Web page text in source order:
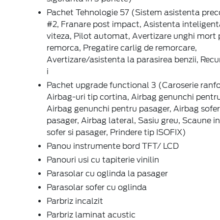
Pachet Tehnologie 57 (Sistem asistenta
#2, Franare post impact, Asistenta
viteza, Pilot automat, Avertizare unghi mort
remorca, Pregatire carlig de remorcare,
Avertizare/asistenta la parasirea benzii,
i
Pachet upgrade functional 3 (Caroserie
Airbag-uri tip cortina, Airbag genunchi
Airbag genunchi pentru pasager, Airbag
pasager, Airbag lateral, Sasiu greu, Scaune
sofer si pasager, Prindere tip ISOFIX)
Panou instrumente bord TFT/ LCD
Panouri usi cu tapiterie vinilin
Parasolar cu oglinda la pasager
Parasolar sofer cu oglinda
Parbriz incalzit
Parbriz laminat acustic